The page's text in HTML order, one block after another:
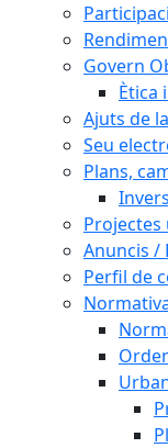
Govern
Ètica
Ajuts de
Seu
Plans,
Anuncis /
Perfil de